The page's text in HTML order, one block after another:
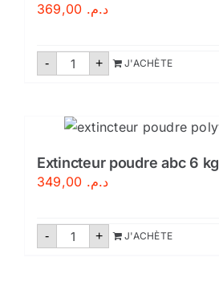
د.م.
- quantité
6
litres
+ J'ACHÈTE
Extincteur poudre abc 6 kg
د.م.
- quantité
+ J'ACHÈTE